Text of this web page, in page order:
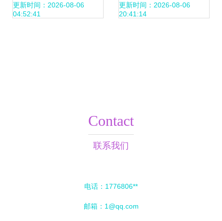
协会2025年度年会
更新时间：2026-08-06
04:52:41
龙食品开启艺术交
更新时间：2026-08-06
20:41:14
Contact
联系我们
电话：1776806**
邮箱： 1@qq.com